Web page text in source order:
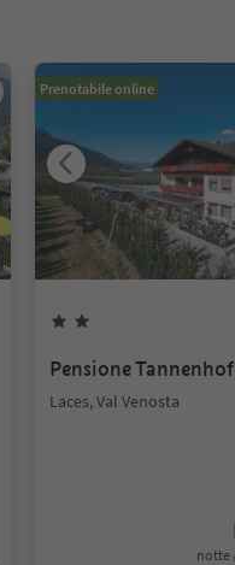
Prenotabile online
Pensione Tannenhof
Laces, Val Venosta
notte